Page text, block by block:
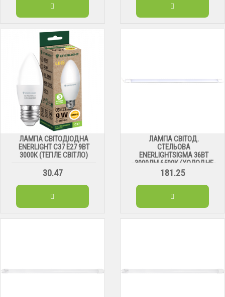
ЛАМПА СВІТОДІОДНА
ENERLIGHT С37 Е27 9ВТ
3000К (ТЕПЛЕ СВІТЛО)
30.47
ЛАМПА СВІТОД.
СТЕЛЬОВА
ENERLIGHTSIGMA 36ВТ
3000ЛМ 6500К (ХОЛОДНЕ
СВІТЛО)
181.25